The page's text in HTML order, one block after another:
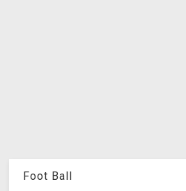
Foot Ball